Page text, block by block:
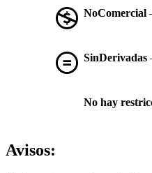
NoComercial
SinDerivadas
No hay
Avisos: